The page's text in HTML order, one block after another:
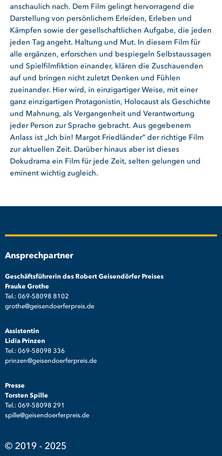
anschaulich nach. Dem Film gelingt hervorragend die
Darstellung von persönlichem Erleiden, Erleben und
Kämpfen sowie der gesellschaftlichen Aufgabe, die jeden
jeden Tag angeht. Haltung und Mut. In diesem Film für
alle ergänzen, erforschen und bespiegeln Selbstaussagen
und Spielfilmfiktion einander, klären die Zuschauenden
auf und bringen nicht zuletzt Denken und Fühlen
zueinander. Hier wird, in einzigartiger Weise, mit einer
ganz einzigartigen Protagonistin, Holocaust als Geschichte
und Mahnung, als Vergangenheit und Verantwortung
jeder Person zur Sprache gebracht. Aus gegebenem
Anlass ist „Ich bin! Margot Friedländer“ der richtige Film
zur aktuellen Zeit. Darüber hinaus aber ist dieses
Dokudrama ein Film für jede Zeit, selten gelungen und
eminent wichtig zugleich.
Ansprechpartner
Geschäftsführerin des Robert Geisendörfer Preises
Frauke Grothe
Tel.: 069-58098 8102
grothe@geisendoerferpreis.de
Assistentin
Lidia Prinzen
Tel.: 069-58098 336
prinzen@geisendoerferpreis.de
Presse
Torsten Spille
Tel.: 069-58098 291
spille@geisendoerferpreis.de
© 2019 - 2025